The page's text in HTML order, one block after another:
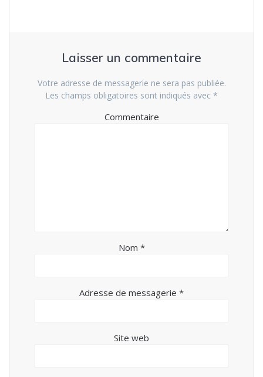
Laisser un commentaire
Votre adresse de messagerie ne sera pas publiée.
Les champs obligatoires sont indiqués avec *
Commentaire
Nom *
Adresse de messagerie *
Site web